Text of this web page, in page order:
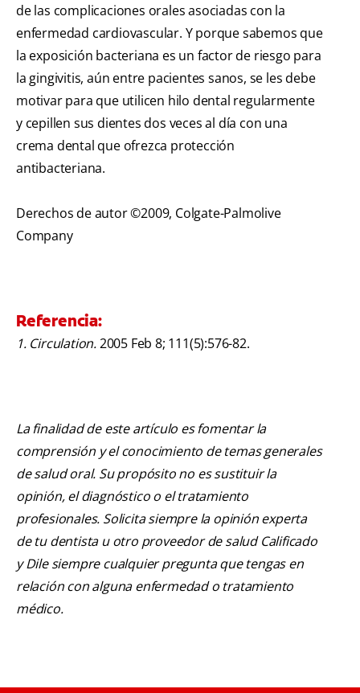
de las complicaciones orales asociadas con la
enfermedad cardiovascular. Y porque sabemos que
la exposición bacteriana es un factor de riesgo para
la gingivitis, aún entre pacientes sanos, se les debe
motivar para que utilicen hilo dental regularmente
y cepillen sus dientes dos veces al día con una
crema dental que ofrezca protección
antibacteriana.
Derechos de autor ©2009, Colgate-Palmolive
Company
Referencia:
1. Circulation.2005 Feb 8; 111(5):576-82.
La finalidad de este artículo es fomentar la
comprensión y el conocimiento de temas generales
de salud oral. Su propósito no es sustituir la
opinión, el diagnóstico o el tratamiento
profesionales. Solicita siempre la opinión experta
de tu dentista u otro proveedor de salud Calificado
y Dile siempre cualquier pregunta que tengas en
relación con alguna enfermedad o tratamiento
médico.